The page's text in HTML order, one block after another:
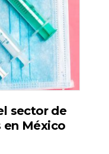
sector de
en México